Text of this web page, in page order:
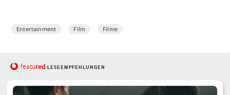
Entertainment Film Filme
featured LESEEMPFEHLUNGEN